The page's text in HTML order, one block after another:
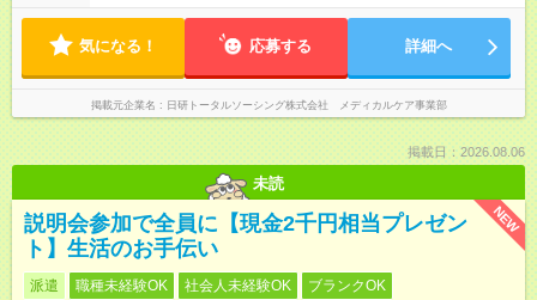
気になる！ 応募する 詳細へ
掲載元企業名 日研トータルソーシング株式会社 メディカルケア事業部
掲載日：2026.08.06
未読
NEW
説明会参加で全員に【現金2千円相当プレゼン
ト】生活のお手伝い
派遣 職種未経験OK 社会人未経験OK
ブランクOK